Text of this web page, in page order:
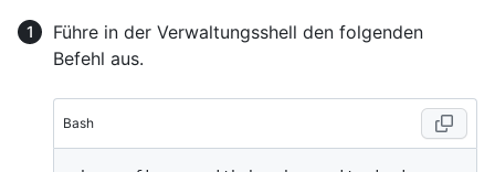
Führe in der Verwaltungsshell den folgenden
Befehl aus.
Bash